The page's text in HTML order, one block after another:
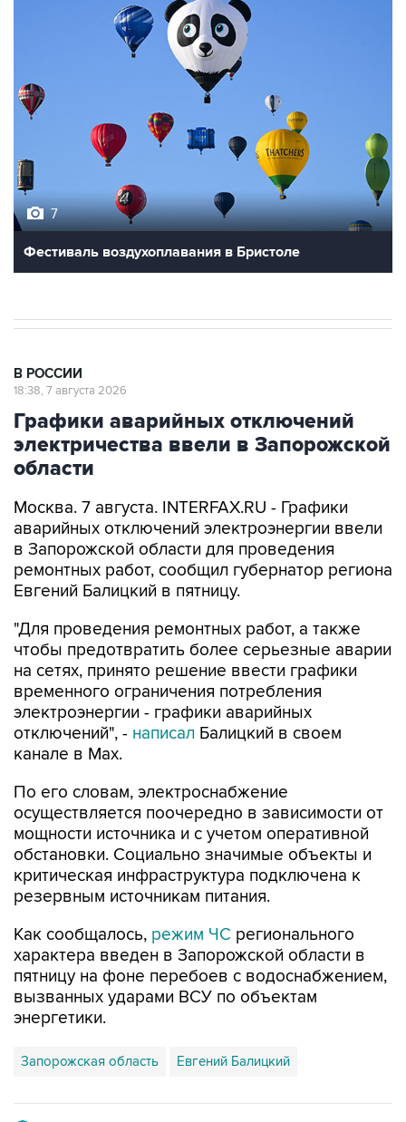
7
Фестиваль воздухоплавания в Бристоле
В РОССИИ
18:38, 7 августа 2026
Графики аварийных отключений
электричества ввели в Запорожской
области
Москва. 7 августа. INTERFAX.RU - Графики
аварийных отключений электроэнергии ввели
в Запорожской области для проведения
ремонтных работ, сообщил губернатор региона
Евгений Балицкий в пятницу.
"Для проведения ремонтных работ, а также
чтобы предотвратить более серьезные аварии
на сетях, принято решение ввести графики
временного ограничения потребления
электроэнергии - графики аварийных
отключений", - написал Балицкий в своем
канале в Max.
По его словам, электроснабжение
осуществляется поочередно в зависимости от
мощности источника и с учетом оперативной
обстановки. Социально значимые объекты и
критическая инфраструктура подключена к
резервным источникам питания.
Как сообщалось, режим ЧС регионального
характера введен в Запорожской области в
пятницу на фоне перебоев с водоснабжением,
вызванных ударами ВСУ по объектам
энергетики.
Запорожская область Евгений Балицкий